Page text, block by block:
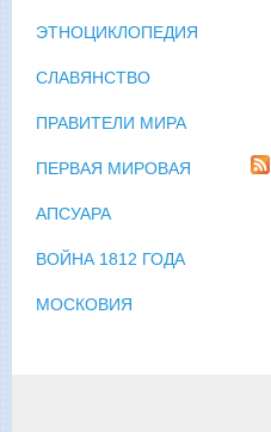
ЭТНОЦИКЛОПЕДИЯ
СЛАВЯНСТВО
ПРАВИТЕЛИ МИРА
ПЕРВАЯ МИРОВАЯ
АПСУАРА
ВОЙНА 1812 ГОДА
МОСКОВИЯ